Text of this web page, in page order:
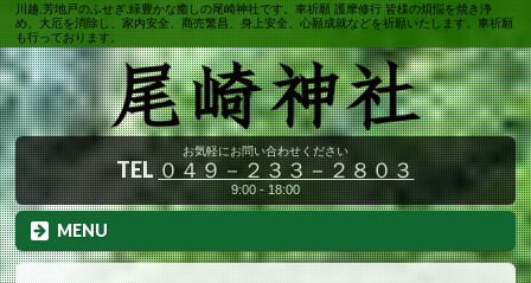
川越,芳地戸のふせぎ,緑豊かな癒しの尾崎神社です。車祈願 護摩修行 皆様の煩悩を焼き浄
め、大厄を消除し、家内安全、商売繁昌、身上安全、心願成就などを祈願いたします。車祈願
も行っております。
お気軽にお問い合わせください
TEL０４９－２３３－２８０３
9:00 - 18:00
MENU